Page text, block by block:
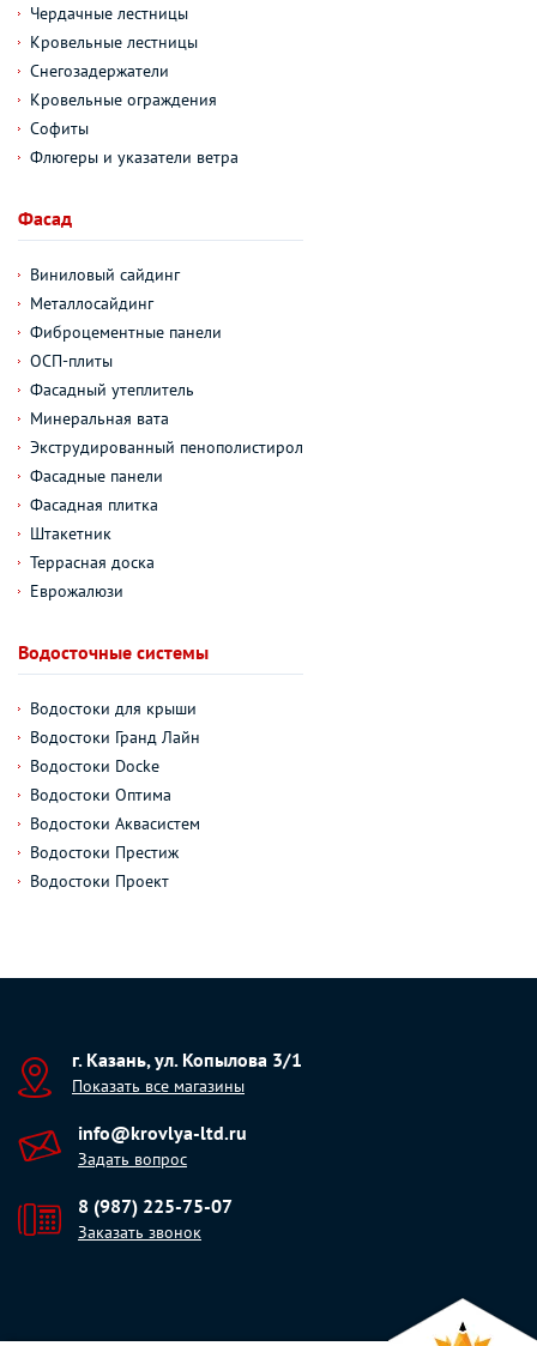
Чердачные лестницы
Кровельные лестницы
Снегозадержатели
Кровельные ограждения
Софиты
Флюгеры и указатели ветра
Фасад
Виниловый сайдинг
Металлосайдинг
Фиброцементные панели
ОСП-плиты
Фасадный утеплитель
Минеральная вата
Экструдированный пенополистирол
Фасадные панели
Фасадная плитка
Штакетник
Террасная доска
Еврожалюзи
Водосточные системы
Водостоки для крыши
Водостоки Гранд Лайн
Водостоки Docke
Водостоки Оптима
Водостоки Аквасистем
Водостоки Престиж
Водостоки Проект
г. Казань, ул. Копылова 3/1
Показать все магазины
info@krovlya-ltd.ru
Задать вопрос
8 (987) 225-75-07
Заказать звонок